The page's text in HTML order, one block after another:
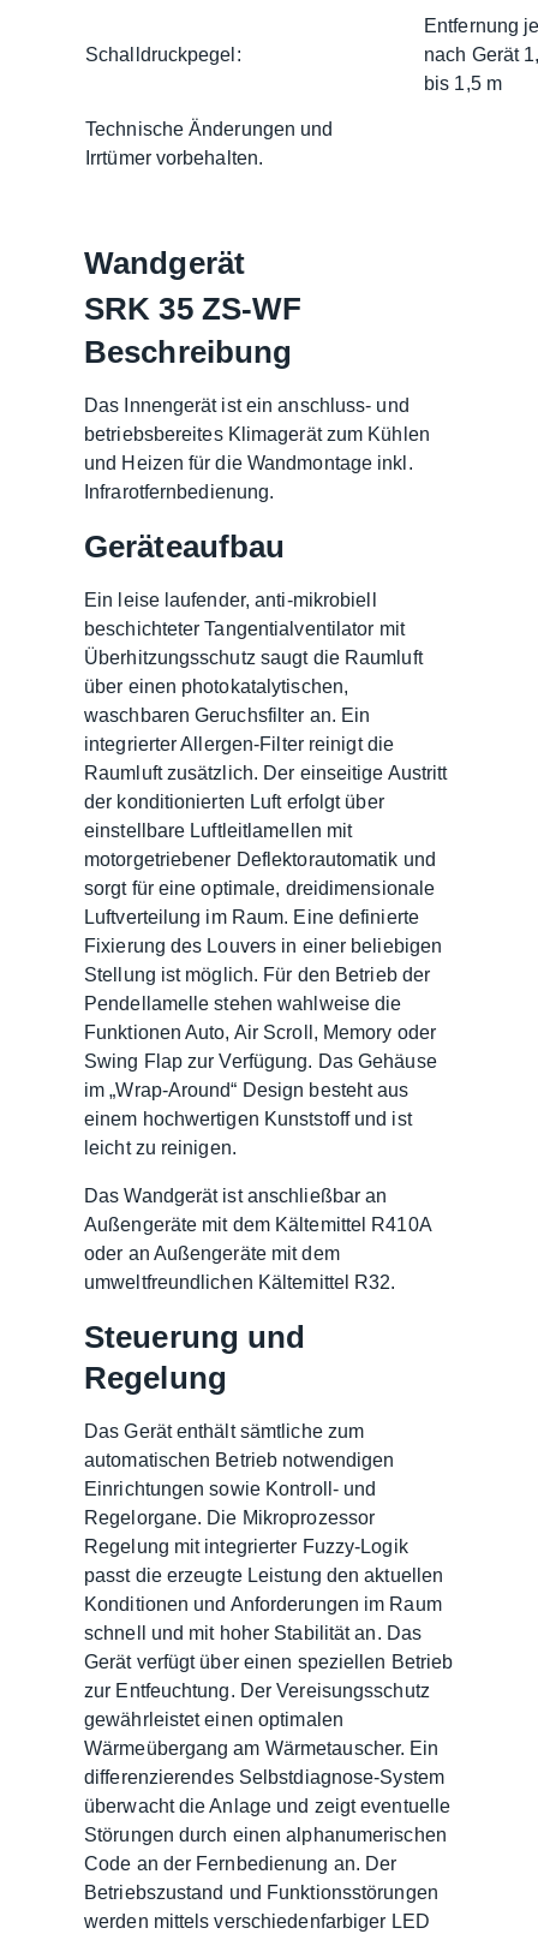
Schalldruckpegel:
Entfernung
nach Gerät
bis 1,5 m
Technische Änderungen und
Irrtümer vorbehalten.
Wandgerät
SRK 35 ZS-WF
Beschreibung
Das Innengerät ist ein anschluss- und
betriebsbereites Klimagerät zum Kühlen
und Heizen für die Wandmontage inkl.
Infrarotfernbedienung.
Geräteaufbau
Ein leise laufender, anti-mikrobiell
beschichteter Tangentialventilator mit
Überhitzungsschutz saugt die Raumluft
über einen photokatalytischen,
waschbaren Geruchsfilter an. Ein
integrierter Allergen-Filter reinigt die
Raumluft zusätzlich. Der einseitige Austritt
der konditionierten Luft erfolgt über
einstellbare Luftleitlamellen mit
motorgetriebener Deflektorautomatik und
sorgt für eine optimale, dreidimensionale
Luftverteilung im Raum. Eine definierte
Fixierung des Louvers in einer beliebigen
Stellung ist möglich. Für den Betrieb der
Pendellamelle stehen wahlweise die
Funktionen Auto, Air Scroll, Memory oder
Swing Flap zur Verfügung. Das Gehäuse
im „Wrap-Around“ Design besteht aus
einem hochwertigen Kunststoff und ist
leicht zu reinigen.
Das Wandgerät ist anschließbar an
Außengeräte mit dem Kältemittel R410A
oder an Außengeräte mit dem
umweltfreundlichen Kältemittel R32.
Steuerung und
Regelung
Das Gerät enthält sämtliche zum
automatischen Betrieb notwendigen
Einrichtungen sowie Kontroll- und
Regelorgane. Die Mikroprozessor
Regelung mit integrierter Fuzzy-Logik
passt die erzeugte Leistung den aktuellen
Konditionen und Anforderungen im Raum
schnell und mit hoher Stabilität an. Das
Gerät verfügt über einen speziellen Betrieb
zur Entfeuchtung. Der Vereisungsschutz
gewährleistet einen optimalen
Wärmeübergang am Wärmetauscher. Ein
differenzierendes Selbstdiagnose-System
überwacht die Anlage und zeigt eventuelle
Störungen durch einen alphanumerischen
Code an der Fernbedienung an. Der
Betriebszustand und Funktionsstörungen
werden mittels verschiedenfarbiger LED